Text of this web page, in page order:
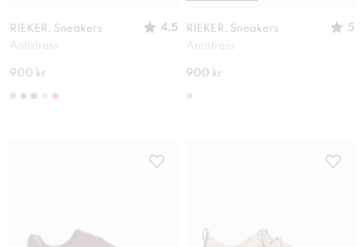
RIEKER, Sneakers
4.5
Antistress
900 kr
RIEKER, Sneakers
5
Antistress
900 kr